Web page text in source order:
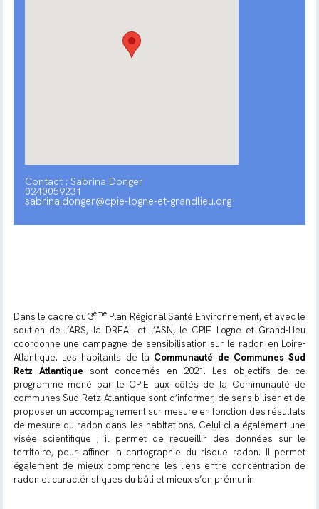
Contact : Sabrina Donger
0240059231
sabrina.donger@cpie-logne-et-grandlieu.org
Dans le cadre du 3ème Plan Régional Santé Environnement, et avec le
soutien de l’ARS, la DREALet l’ASN, le CPIE Logne et Grand-Lieu
coordonne une campagne de sensibilisation sur le radon en Loire-
Atlantique. Les habitants de la Communauté de Communes Sud
Retz Atlantique sont concernés en 2021. Les objectifs de ce
programme mené par le CPIE aux côtés de la Communauté de
communes Sud Retz Atlantique sont d’informer, de sensibiliser et de
proposer un accompagnement sur mesure en fonction des résultats
de mesure du radon dans les habitations. Celui-ci a également une
visée scientifique ; il permet de recueillir des données sur le
territoire, pour affiner la cartographie du risque radon. Il permet
également de mieux comprendre les liens entre concentration de
radon et caractéristiques du bâti et mieux s’en prémunir.